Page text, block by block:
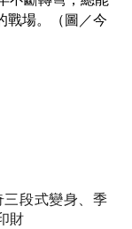
段式變身、季
財